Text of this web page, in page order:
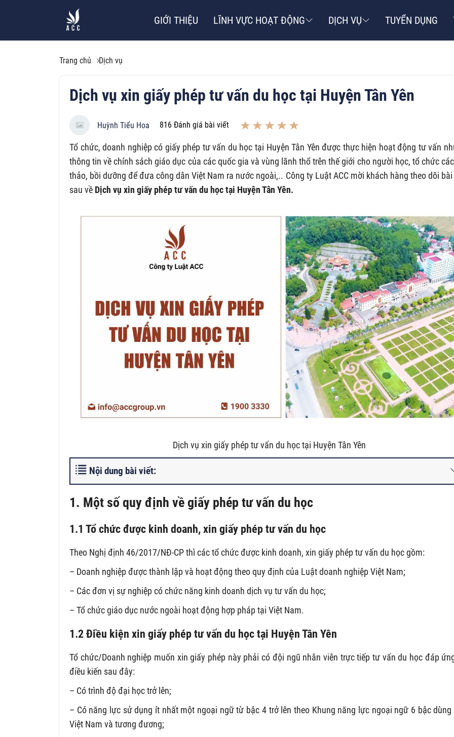
GIỚI THIỆU LĨNH VỰC HOẠT ĐỘNG DỊCH VỤ TUYỂN DỤNG
Trang chủ Dịch vụ
Dịch vụ xin giấy phép tư vấn du học tại Huyện Tân Yên
Huỳnh Tiểu Hoa 816 Đánh giá bài viết
Tổ chức, doanh nghiệp có giấy phép tư vấn du học tại Huyện Tân Yên được thực hiện hoạt động tư vấn
thông tin về chính sách giáo dục của các quốc gia và vùng lãnh thổ trên thế giới cho người học, tổ chức
thảo, bồi dưỡng để đưa công dân Việt Nam ra nước ngoài,.. Công ty Luật ACC mời khách hàng theo dõi
sau về Dịch vụ xin giấy phép tư vấn du học tại Huyện Tân Yên.
Dịch vụ xin giấy phép tư vấn du học tại Huyện Tân Yên
Nội dung bài viết:
1. Một số quy định về giấy phép tư vấn du học
1.1 Tổ chức được kinh doanh, xin giấy phép tư vấn du học
Theo Nghị định 46/2017/NĐ-CP thì các tổ chức được kinh doanh, xin giấy phép tư vấn du học gồm:
– Doanh nghiệp được thành lập và hoạt động theo quy định của Luật doanh nghiệp Việt Nam;
– Các đơn vị sự nghiệp có chức năng kinh doanh dịch vụ tư vấn du học;
– Tổ chức giáo dục nước ngoài hoạt động hợp pháp tại Việt Nam.
1.2 Điều kiện xin giấy phép tư vấn du học tại Huyện Tân Yên
Tổ chức/Doanh nghiệp muốn xin giấy phép này phải có đội ngũ nhân viên trực tiếp tư vấn du học đáp
điều kiến sau đây:
– Có trình độ đại học trở lên;
– Có năng lực sử dụng ít nhất một ngoại ngữ từ bậc 4 trở lên theo Khung năng lực ngoại ngữ 6 bậc dùng
Việt Nam và tương đương;